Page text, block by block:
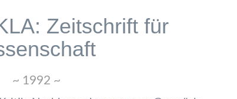
Zeitschrift für
~ 1992 ~